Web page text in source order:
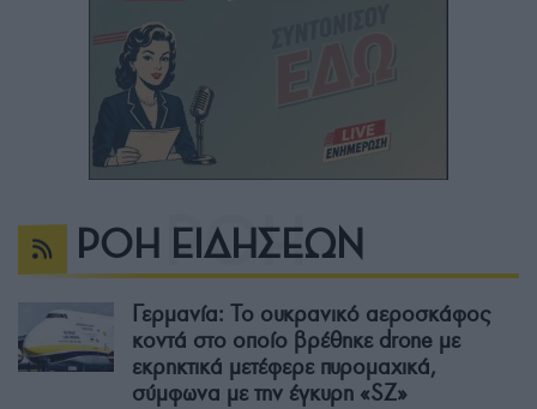
ΡΟΗ ΕΙΔΗΣΕΩΝ
Γερμανία: Το ουκρανικό αεροσκάφος
κοντά στο οποίο βρέθηκε drone με
εκρηκτικά μετέφερε πυρομαχικά,
σύμφωνα με την έγκυρη «SZ»